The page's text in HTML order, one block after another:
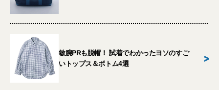
敏腕PRも脱帽！ 試着でわかったヨソのすご
いトップス＆ボトム4選
>